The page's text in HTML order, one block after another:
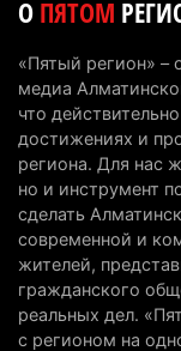
Проезд по
тарифы
6 августа 2026 г.
Сильнейшие
сборы в
6 августа 2026 г.
Первый раз с ИИ
интеллекту
ОПЯТОМ
«Пятый регион» –
медиа
что
достижениях и
региона. Для нас
но и инструмент
сделать
современной и
жителей,
гражданского
реальных дел.
с регионом на